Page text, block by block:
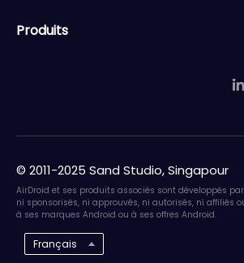
Produits
© 2011-2025 Sand Studio, Singapour
AirDroid et ses produits associés sont développés
ni sponsorisés, ni approuvés, ni autorisés, ni affiliés
à ses marques Android ou à ses offres Android.
Français